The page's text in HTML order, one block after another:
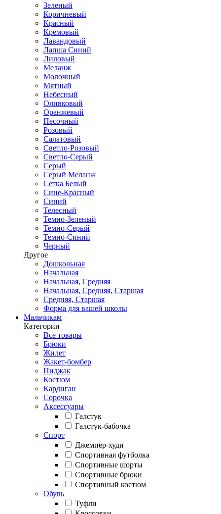
Зеленый
Коричневый
Красный
Кремовый
Лавандовый
Лапша Синий
Лиловый
Меланж
Молочный
Мятный
Небесный
Оливковый
Оранжевый
Песочный
Розовый
Салатовый
Светло-Розовый
Светло-Серый
Серый
Серый Меланж
Сетка Белый
Сине-Красный
Синий
Телесный
Темно-Зеленый
Темно-Серый
Темно-Синий
Черный
Другое
Дошкольная
Начальная
Начальная, Средняя
Начальная, Средняя, Старшая
Средняя, Старшая
Форма для вашей школы
Мальчикам
Категории
Все товары
Брюки
Жилет
Жакет-бомбер
Пиджак
Костюм
Кардиган
Сорочка
Аксессуары
Галстук
Галстук-бабочка
Спорт
Джемпер-худи
Спортивная футболка
Спортивные шорты
Спортивные брюки
Спортивный костюм
Обувь
Туфли